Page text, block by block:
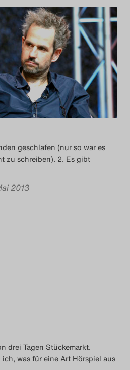
geschlafen (nur so war es
zu schreiben). 2. Es gibt
2013
drei Tagen Stückemarkt.
was für eine Art Hörspiel aus